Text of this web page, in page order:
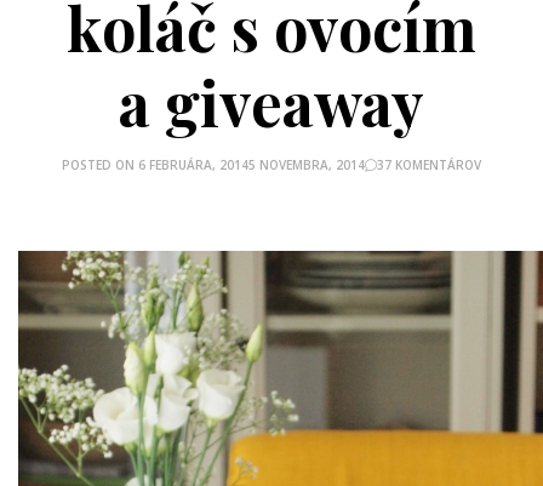
koláč s ovocím
a giveaway
POSTED ON 6 FEBRUÁRA, 20145 NOVEMBRA, 2014 37 KOMENTÁROV